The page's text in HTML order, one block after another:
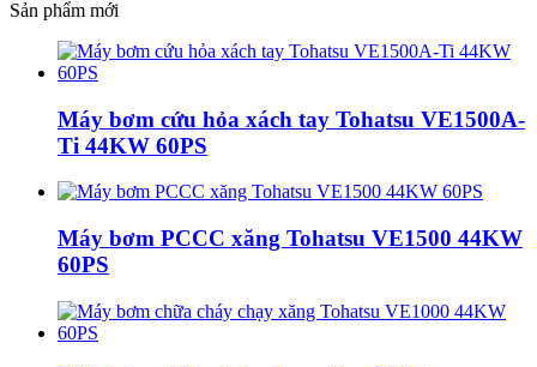
Sản phẩm mới
Máy bơm cứu hỏa xách tay Tohatsu VE1500A-
Ti 44KW 60PS
Máy bơm PCCC xăng Tohatsu VE1500 44KW
60PS